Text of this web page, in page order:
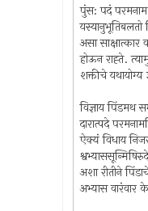
पुंस: पदं
यस्यानुभूतिबलतो
असा
होऊन राह्ते.
शक्तीचे यथायोग्य
विज्ञाय पिंडमथ
दारात्पदे
ऐक्यं विधाय
अशा रीतीने
अभ्यास वारंवार